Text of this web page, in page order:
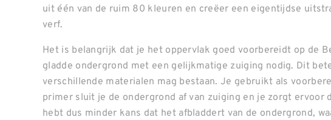
uit één van de ruim 80 kleuren en creëer een eigentijdse
verf.
Het is belangrijk dat je het oppervlak goed voorbereidt op de
gladde ondergrond met een gelijkmatige zuiging nodig. Dit
verschillende materialen mag bestaan. Je gebruikt als
primer sluit je de ondergrond af van zuiging en je zorgt ervoor
hebt dus minder kans dat het afbladdert van de ondergrond,